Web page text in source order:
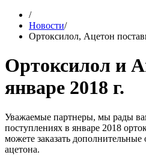
/
Новости/
Ортоксилол, Ацетон
Ортоксилол и
январе 2018 г.
Уважаемые партнеры, мы рады
поступлениях в январе 2018
можете заказать
ацетона.